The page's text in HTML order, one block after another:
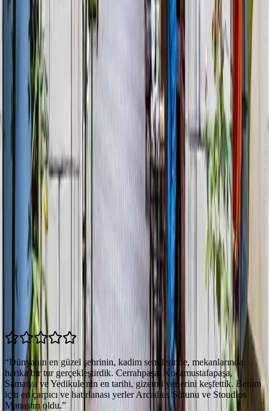
Tur, Harbiye ofisinde sunulan kahvaltılık atıştırmalıklar ve sıcak çay
ile başlar. Kadıköy’de aramıza katılacak misafirlerimizin ikramları
ise araçta servis edilecektir.
İstanbul
Surların Ardındaki Hikaye: İznik
Günübirlik
4 Ekim 2026
₺7.850
Satın Al →
Galeri
Misafir Yorumları
( yorum)
“Dünyanın en güzel şehrinin, kadim semtlerinde, mekanlarında
harika bir tur gerçekleştirdik. Cerrahpaşa, Kocamustafapaşa,
Samatya ve Yedikule'nin en tarihi, gizemli yerlerini keşfettik. Benim
için en çarpıcı ve hatırlanası yerler Arcadius Sütunu ve Stoudios
Manastırı oldu.”